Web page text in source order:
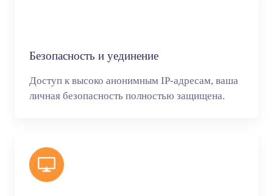
Безопасность и уединение
Доступ к высоко анонимным IP-адресам, ваша
личная безопасность полностью защищена.